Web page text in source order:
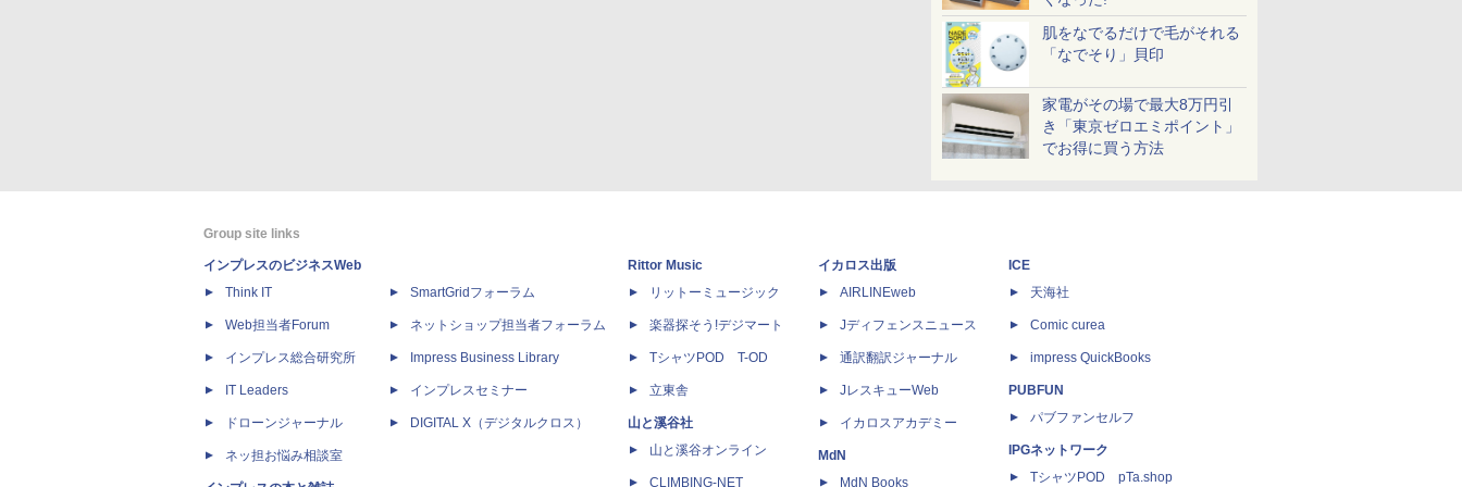
肌をなでるだけで毛がそれる
「なでそり」貝印
家電がその場で最大8万円引
き「東京ゼロエミポイント」
でお得に買う方法
Group site links
インプレスのビジネスWeb
Think IT
Web担当者Forum
インプレス総合研究所
IT Leaders
ドローンジャーナル
ネッ担お悩み相談室
SmartGridフォーラム
ネットショップ担当者フォーラム
Impress Business Library
インプレスセミナー
DIGITAL X（デジタルクロス）
Rittor Music
リットーミュージック
楽器探そう!デジマート
TシャツPOD T-OD
立東舎
山と溪谷社
山と溪谷オンライン
CLIMBING-NET
イカロス出版
AIRLINEweb
Jディフェンスニュース
通訳翻訳ジャーナル
JレスキューWeb
イカロスアカデミー
MdN
MdN Books
ICE
天海社
Comic curea
impress QuickBooks
PUBFUN
パブファンセルフ
IPGネットワーク
TシャツPOD pTa.shop